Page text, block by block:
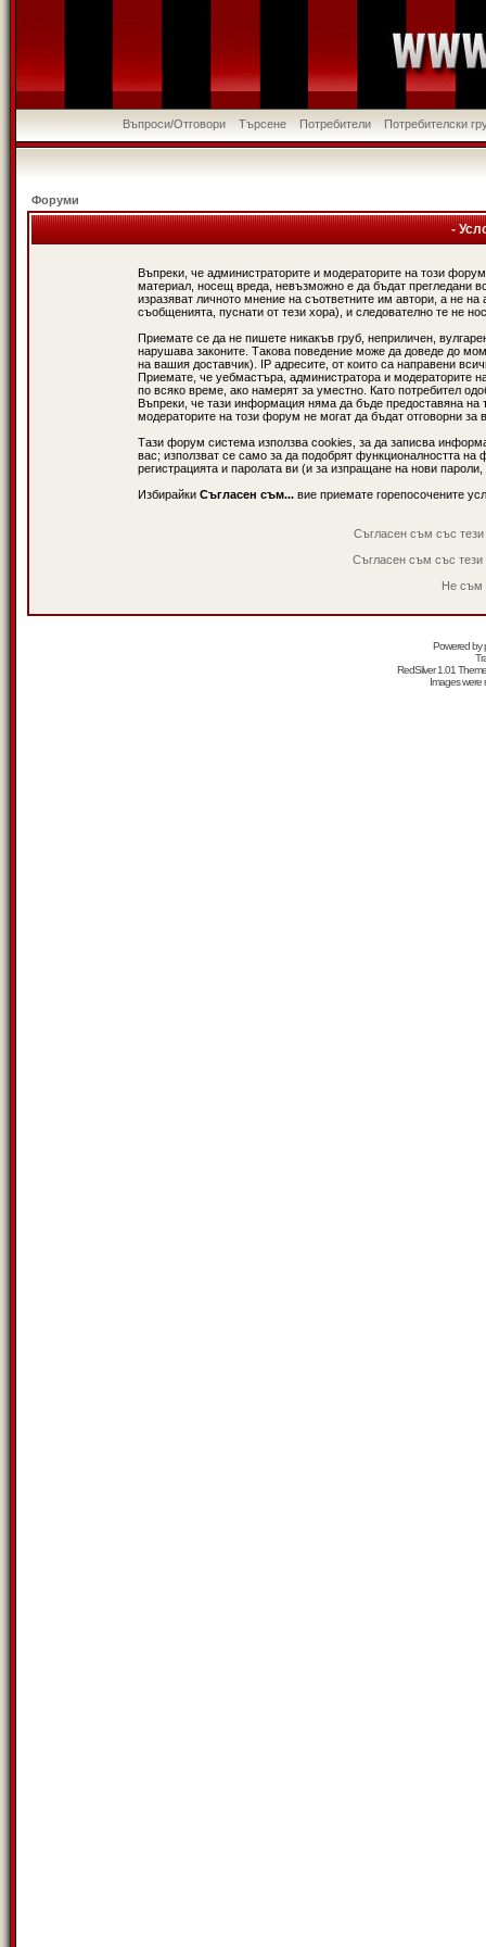
Въпроси/Отговори Търсене Потребители Потребителски
Форуми
-
Въпреки, че администраторите и модераторите на този
материал, носещ вреда, невъзможно е да бъдат прегледани
изразяват личното мнение на съответните им автори, а не
съобщенията, пуснати от тези хора), и следователно те не
Приемате се да не пишете никакъв груб, неприличен,
нарушава законите. Такова поведение може да доведе до
на вашия доставчик). IP адресите, от които са направени
Приемате, че уебмастъра, администратора и модераторите
по всяко време, ако намерят за уместно. Като потребител
Въпреки, че тази информация няма да бъде предоставяна
модераторите на този форум не могат да бъдат отговорни за
Тази форум система използва cookies, за да записва
вас; използват се само за да подобрят функционалността
регистрацията и паролата ви (и за изпращане на нови
Избирайки Съгласен съм... вие приемате горепосочените
Съгласен съм със
Съгласен съм със
Не съм
Powered by
RedSilver 1.01
Images were